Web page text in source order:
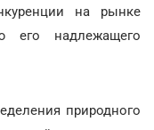
на рынке
его надлежащего
природного